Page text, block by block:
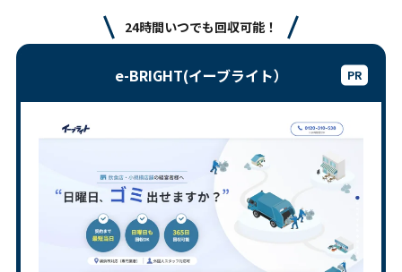
24時間いつでも回収可能！
e-BRIGHT(イーブライト）